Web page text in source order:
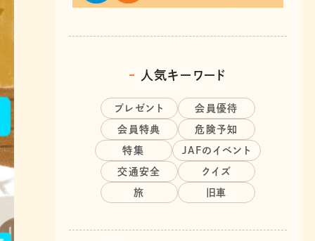
人気キーワード
プレゼント 会員優待
会員特典 危険予知
特集 JAFのイベント
交通安全 クイズ
旅 旧車